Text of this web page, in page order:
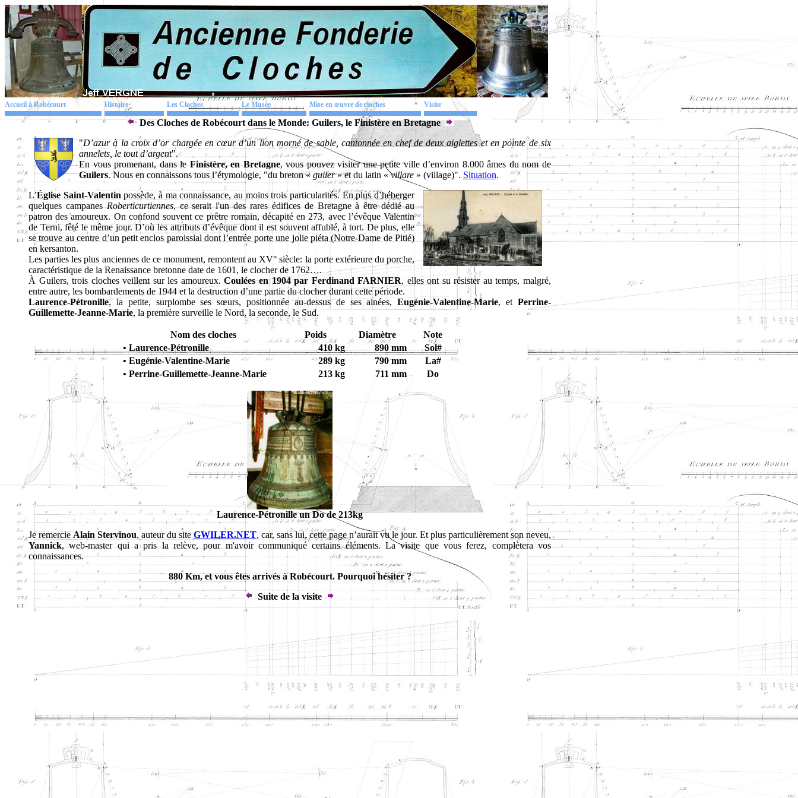
Accueil à Robécourt Histoire Les Cloches Le Musée Mise en œuvre de cloches Visite
Des Cloches de Robécourt dans le Monde: Guilers, le Finistère en Bretagne
"D’azur à la croix d’or chargée en cœur d’un lion morné de sable, cantonnée en chef de deux aiglettes et en pointe de six
annelets, le tout d’argent".
En vous promenant, dans leFinistère, en Bretagne, vous pouvez visiter une petite ville d’environ 8.000 âmes du nom de
Guilers. Nous en connaissons tous l’étymologie, "du breton «guiler» et du latin «villare » (village)". Situation.
L’Église Saint-Valentin possède, à ma connaissance, au moins trois particularités. En plus d’héberger
quelques campanes Roberticurtiennes, ce serait l'un des rares édifices de Bretagne à être dédié au
patron des amoureux. On confond souvent ce prêtre romain, décapité en 273, avec l’évêque Valentin
de Terni, fêté le même jour. D’où les attributs d’évêque dont il est souvent affublé, à tort. De plus, elle
se trouve au centre d’un petit enclos paroissial dont l’entrée porte une jolie piéta (Notre-Dame de Pitié)
en kersanton.
Les parties les plus anciennes de ce monument, remontent au XV° siècle: la porte extérieure du porche,
caractéristique de la Renaissance bretonne date de 1601, le clocher de 1762….
À Guilers, trois cloches veillent sur les amoureux.Coulées en 1904 par Ferdinand FARNIER, elles ont su résister au temps, malgré,
entre autre, les bombardements de 1944 et la destruction d’une partie du clocher durant cette période.
Laurence-Pétronille, la petite, surplombe ses sœurs, positionnée au-dessus de ses ainées,Eugénie-Valentine-Marie, etPerrine-
Guillemette-Jeanne-Marie, la première surveille le Nord, la seconde, le Sud.
Nom des cloches Poids Diamètre
Note
• Laurence-Pétronille
410 kg 890 mm
Sol#
• Eugénie-Valentine-Marie
289 kg 790 mm
La#
• Perrine-Guillemette-Jeanne-Marie
213 kg 711 mm Do
Laurence-Pétronille un Do de 213kg
Je remercieAlain Stervinou, auteur du siteGWILER.NET, car, sans lui, cette page n’aurait vu le jour. Et plus particulièrement son neveu,
Yannick, web-master qui a pris la relève, pour m'avoir communiqué certains éléments. La visite que vous ferez, complètera vos
connaissances.
880 Km, et vous êtes arrivés à Robécourt. Pourquoi hésiter ?
Suite de la visite